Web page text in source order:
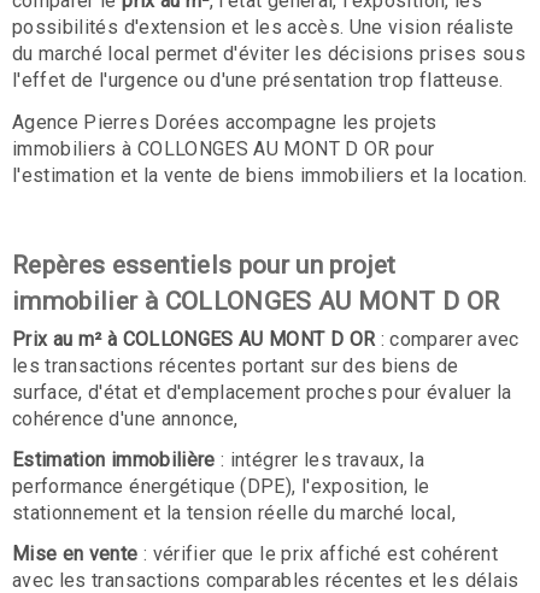
possibilités d'extension et les accès. Une vision réaliste
du marché local permet d'éviter les décisions prises sous
l'effet de l'urgence ou d'une présentation trop flatteuse.
Agence Pierres Dorées accompagne les projets
immobiliers à COLLONGES AU MONT D OR pour
l'estimation et la vente de biens immobiliers et la location.
Repères essentiels pour un projet
immobilier à COLLONGES AU MONT D OR
Prix au m² à COLLONGES AU MONT D OR: comparer avec
les transactions récentes portant sur des biens de
surface, d'état et d'emplacement proches pour évaluer la
cohérence d'une annonce,
Estimation immobilière : intégrer les travaux, la
performance énergétique (DPE), l'exposition, le
stationnement et la tension réelle du marché local,
Mise en vente : vérifier que le prix affiché est cohérent
avec les transactions comparables récentes et les délais